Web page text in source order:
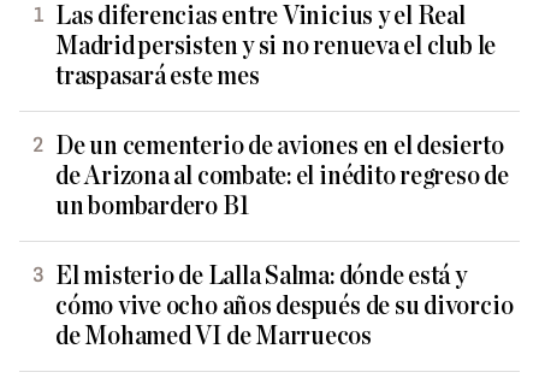
Las diferencias entre Vinicius y el Real
Madrid persisten y si no renueva el club le
traspasará este mes
De un cementerio de aviones en el desierto
de Arizona al combate: el inédito regreso de
un bombardero B1
El misterio de Lalla Salma: dónde está y
cómo vive ocho años después de su divorcio
de Mohamed VI de Marruecos